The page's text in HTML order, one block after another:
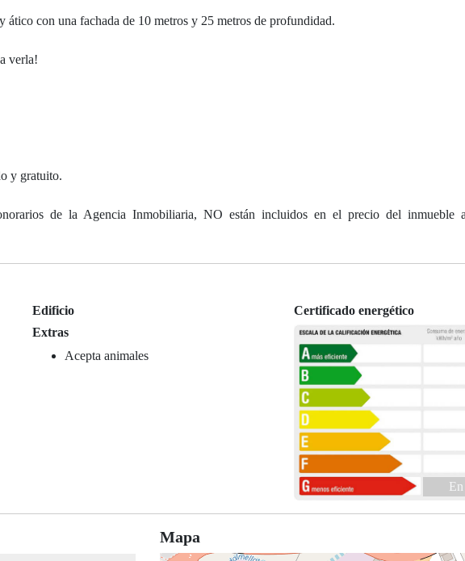
ático con una fachada de 10 metros y 25 metros de profundidad.
verla!
y gratuito.
de la Agencia Inmobiliaria, NO están incluidos en el precio del inmueble
Edificio
Extras
Acepta animales
Certificado energético
Mapa